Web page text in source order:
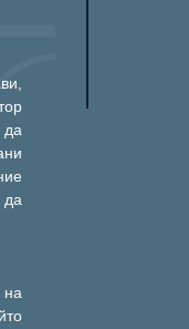
да